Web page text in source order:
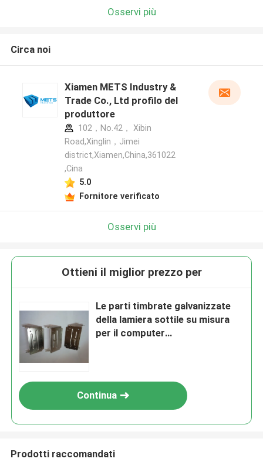
Osservi più
Circa noi
Xiamen METS Industry &
Trade Co., Ltd profilo del
produttore
102，No.42， Xibin
Road,Xinglin，Jimei
district,Xiamen,China,361022
,Cina
5.0
Fornitore verificato
Osservi più
Ottieni il miglior prezzo per
Le parti timbrate galvanizzate
della lamiera sottile su misura
per il computer
Continua
Prodotti raccomandati